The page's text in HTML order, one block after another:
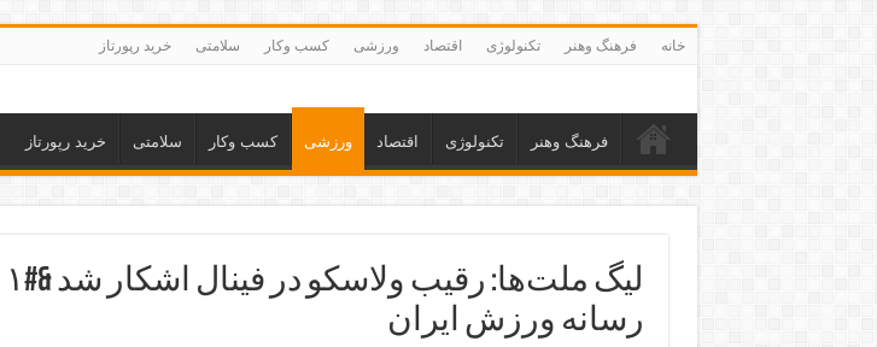
خانه فرهنگ وهنر تکنولوژی اقتصاد ورزشی کسب وکار سلامتی خرید رپورتاز
فرهنگ وهنر تکنولوژی اقتصاد ورزشی کسب وکار سلامتی خرید رپورتاز
رسانه ورزش ایران